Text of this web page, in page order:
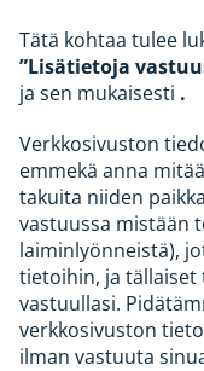
Tätä kohtaa tulee
”Lisätietoja
ja sen mukaisesti .
Verkkosivuston
emmekä anna
takuita niiden
vastuussa mistään
laiminlyönneistä),
tietoihin, ja
vastuullasi.
verkkosivuston
ilman vastuuta